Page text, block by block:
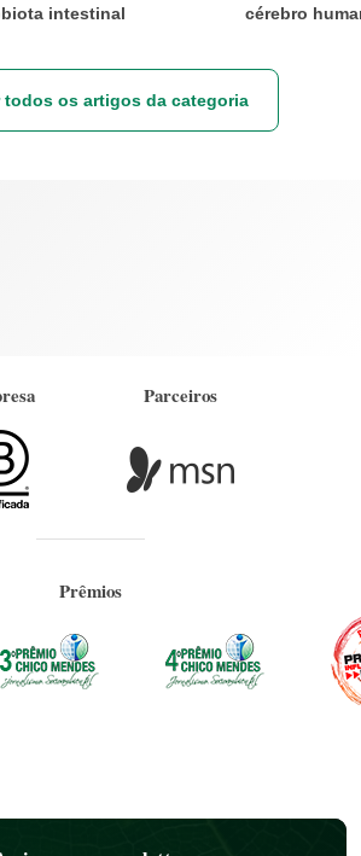
intestinal
cérebro
todos os artigos da categoria
Parceiros
Prêmios